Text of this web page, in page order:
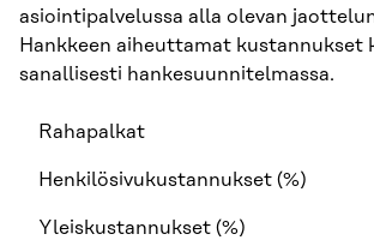
asiointipalvelussa alla olevan
Hankkeen aiheuttamat kustannukset
sanallisesti hankesuunnitelmassa.
Rahapalkat
Henkilösivukustannukset (%)
Yleiskustannukset (%)